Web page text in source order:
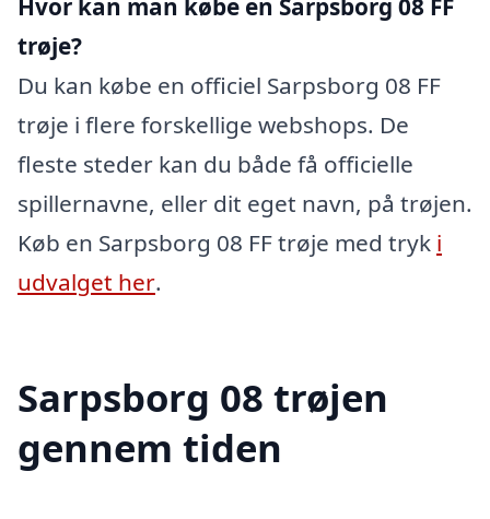
Hvor kan man købe en Sarpsborg 08 FF
trøje?
Du kan købe en officiel Sarpsborg 08 FF
trøje i flere forskellige webshops. De
fleste steder kan du både få officielle
spillernavne, eller dit eget navn, på trøjen.
Køb en Sarpsborg 08 FF trøje med tryk i
udvalget her.
Sarpsborg 08 trøjen
gennem tiden